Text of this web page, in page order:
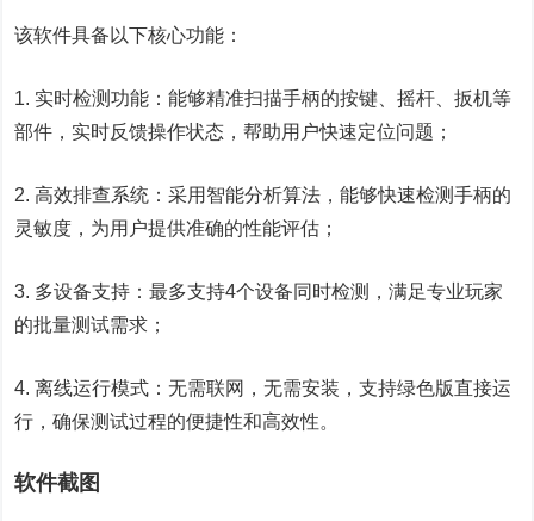
该软件具备以下核心功能：
1. 实时检测功能：能够精准扫描手柄的按键、摇杆、扳机等
部件，实时反馈操作状态，帮助用户快速定位问题；
2. 高效排查系统：采用智能分析算法，能够快速检测手柄的
灵敏度，为用户提供准确的性能评估；
3. 多设备支持：最多支持4个设备同时检测，满足专业玩家
的批量测试需求；
4. 离线运行模式：无需联网，无需安装，支持绿色版直接运
行，确保测试过程的便捷性和高效性。
软件截图